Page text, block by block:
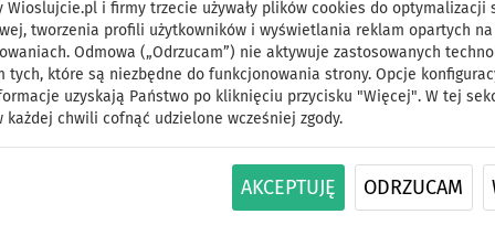
Wioslujcie.pl i firmy trzecie używały plików cookies do optymalizacji
tworzenia profili użytkowników i wyświetlania reklam opartych na
Odmowa („Odrzucam”) nie aktywuje zastosowanych
tych, które są niezbędne do funkcjonowania strony. Opcje
uzyskają Państwo po kliknięciu przycisku "Więcej". W tej
każdej chwili cofnąć udzielone wcześniej zgody.
AKCEPTUJĘ ODRZUCAM
Deska SUP F2 SECTOR
pompowany
zestaw kajakowy
NASZ
SUPER
WIOSŁO W
ZESTAWIE
OPCJA
OPCJA